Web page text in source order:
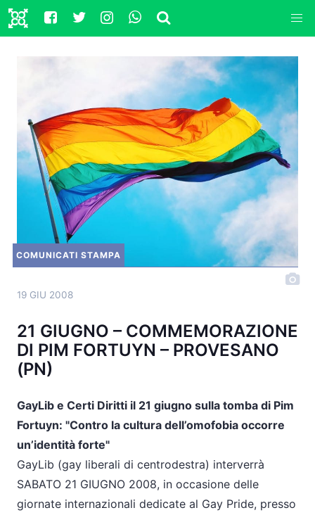
COMUNICATI STAMPA
19 GIU 2008
21 GIUGNO – COMMEMORAZIONE
DI PIM FORTUYN – PROVESANO
(PN)
GayLib e Certi Diritti il 21 giugno sulla tomba di Pim
Fortuyn: "Contro la cultura dell’omofobia occorre
un’identità forte"
GayLib (gay liberali di centrodestra) interverrà
SABATO 21 GIUGNO 2008, in occasione delle
giornate internazionali dedicate al Gay Pride, presso